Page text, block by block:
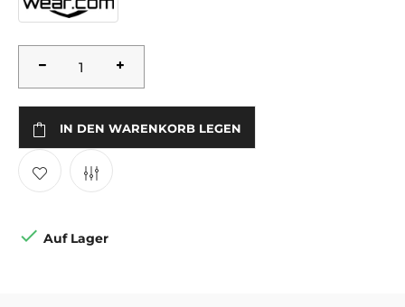
IN DEN WARENKORB LEGEN
 Auf Lager